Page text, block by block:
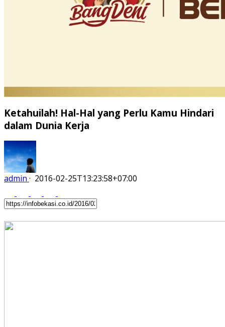
Ketahuilah! Hal-Hal yang Perlu Kamu Hindari
dalam Dunia Kerja
admin · 2016-02-25T13:23:58+07:00